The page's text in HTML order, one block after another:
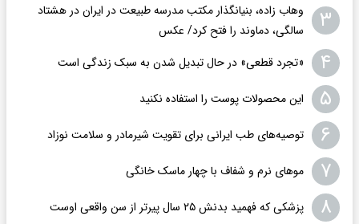
۳
وهاب زاده، بنیانگذار مکتب مدرسه طبیعت در ایران در هشتاد
سالگی، دماوند را فتح کرد/ عکس
۴ «تجرد قطعی» در حال تبدیل شدن به سبک زندگی است
۵ این محصولات پوست را استفاده نکنید
۶ توصیه‌های طب ایرانی برای تقویت شیرمادر و سلامت نوزاد
۷ موهای نرم و شفاف با چهار ماسک خانگی
۸ پزشکی که فهمید بدنش ۲۵ سال پیرتر از سن واقعی اوست